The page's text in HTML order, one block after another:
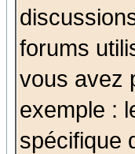
forums
vous avez
exemple :
spécifique